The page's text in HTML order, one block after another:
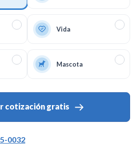
Vida
Mascota
cotización gratis
0032